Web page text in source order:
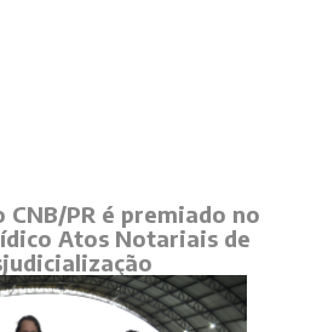
CNB/PR é premiado no
Atos Notariais de